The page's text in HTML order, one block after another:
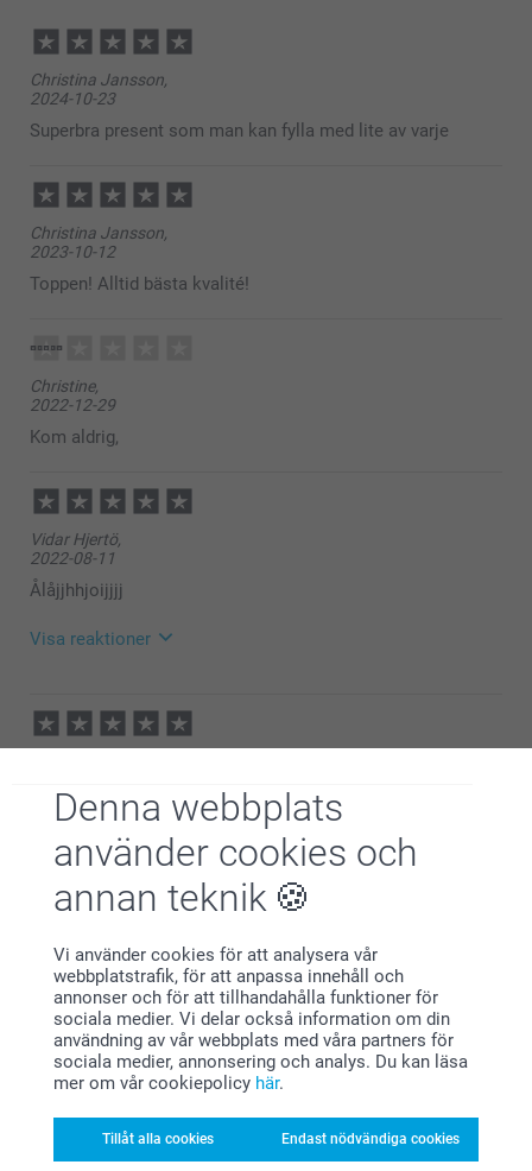
Denna webbplats
använder cookies och
annan teknik
Vi använder cookies för att analysera vår
webbplatstrafik, för att anpassa innehåll och
annonser och för att tillhandahålla funktioner för
sociala medier. Vi delar också information om din
användning av vår webbplats med våra partners för
sociala medier, annonsering och analys. Du kan läsa
mer om vår cookiepolicy här.
Tillåt alla cookies Endast nödvändiga cookies
Christina Jansson,
2024-10-23
Superbra present som man kan fylla med lite av varje
Christina Jansson,
2023-10-12
Toppen! Alltid bästa kvalité!
Christine,
2022-12-29
Kom aldrig,
Vidar Hjertö,
2022-08-11
Ålåjjhhjoijjjj
Visa reaktioner
11:40
Hej Vidar,
sina paket med!
Varma hälsningar
johanna, smartphoto
Jättefina askar!
Visa reaktioner
Hej Christina
Stort tack för dina 5 stjärnor och omdöme, kul att du
är nöjd med presentaskarna med foto. En fin detalj
till present som gör hela omslaget personligt!
Tack för att du delar med dig av din upplevelse.
Varma hälsningar,
Johanna, Smartphoto
Visa mer
Relaterade produkter
Mugg
119,00
Blomkruka till juldukningen
Från 149,00